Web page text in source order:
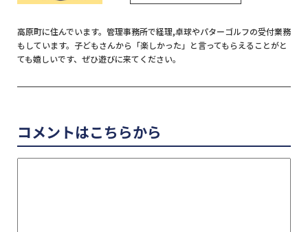
高原町に住んでいます。管理事務所で経理,卓球やパターゴルフの受付業務
もしています。子どもさんから「楽しかった」と言ってもらえることがと
ても嬉しいです、ぜひ遊びに来てください。
コメントはこちらから